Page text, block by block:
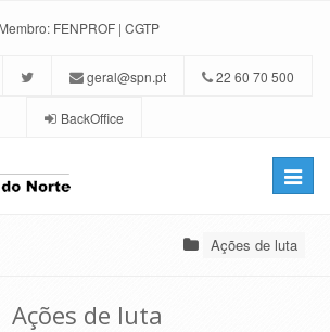
Membro: FENPROF | CGTP
geral@spn.pt 22 60 70 500
BackOffice
Toggle
Ações de luta
Ações de luta